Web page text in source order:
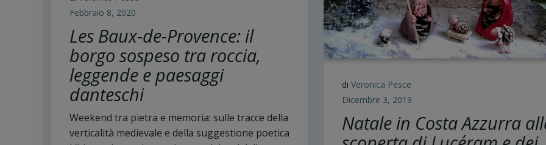
Febbraio 8, 2020
Les Baux-de-Provence: il
borgo sospeso tra roccia,
leggende e paesaggi
danteschi
Weekend tra pietra e memoria: sulle tracce della
verticalità medievale e della suggestione poetica
di Veronica Pesce
Dicembre 3, 2019
Natale in Costa Azzurra